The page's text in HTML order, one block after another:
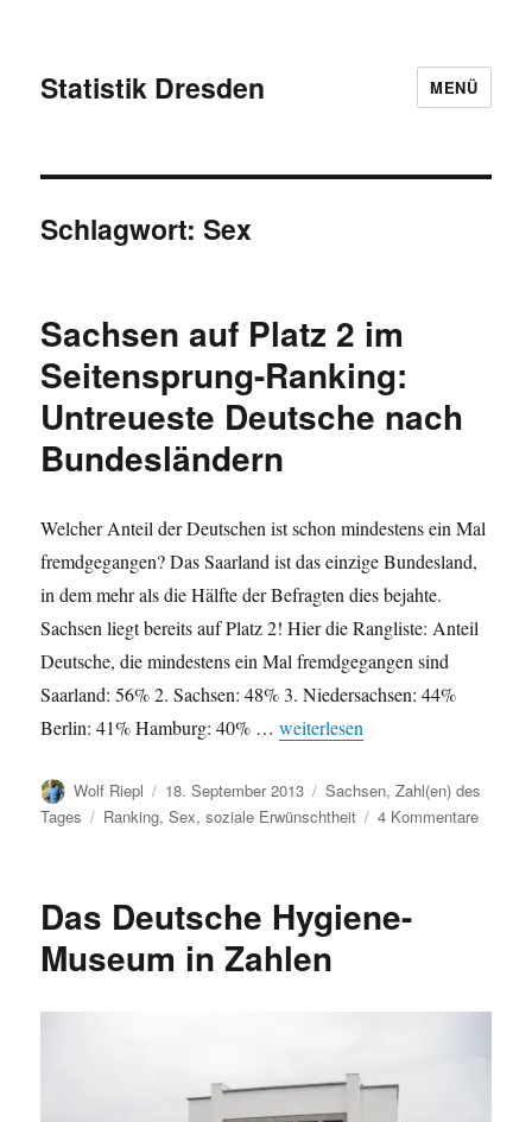
Statistik Dresden MENÜ
Schlagwort:Sex
Sachsen auf Platz 2 im
Seitensprung-Ranking:
Untreueste Deutsche nach
Bundesländern
Welcher Anteil der Deutschen ist schon mindestens ein Mal
fremdgegangen? Das Saarland ist das einzige Bundesland,
in dem mehr als die Hälfte der Befragten dies bejahte.
Sachsen liegt bereits auf Platz 2! Hier die Rangliste: Anteil
Deutsche, die mindestens ein Mal fremdgegangen sind
Saarland: 56% 2. Sachsen: 48% 3. Niedersachsen: 44%
Berlin: 41% Hamburg: 40% …„Sachsen auf Platz 2 im
weiterlesen
Autor
Wolf Riepl
Veröffentlicht
am
18. September 2013 Kategorien
Sachsen,Zahl(en) des
Tages
Schlagwörter
Ranking,Sex,soziale Erwünschtheit 4 Kommentarezu
Das Deutsche Hygiene-
Museum in Zahlen